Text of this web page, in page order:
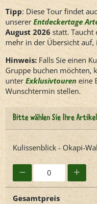
Tipp: Diese Tour findet
unsererEntdeckertage
August 2026 statt. Taucht
mehr in der Übersicht
Hinweis: Falls Sie einen
Gruppe buchen möchten,
unterExklusivtouren eine
Wunschtermin stellen.
Bitte wählen Sie Ihre Artikel
Kulissenblick - Okapi-
Gesamtpreis